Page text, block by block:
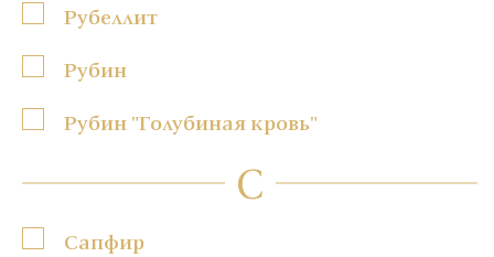
Рубеллит
Рубин
Рубин "Голубиная кровь"
С
Сапфир